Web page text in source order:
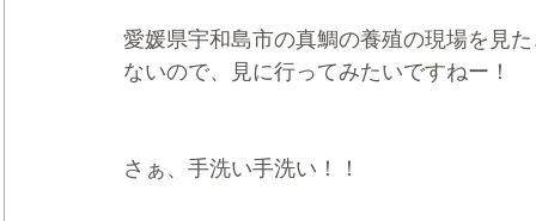
愛媛県宇和島市の真鯛の養殖の現場を見
ないので、見に行ってみたいですねー！
さぁ、手洗い手洗い！！